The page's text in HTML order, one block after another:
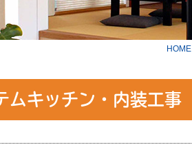
HOME
ムキッチン・内装工事